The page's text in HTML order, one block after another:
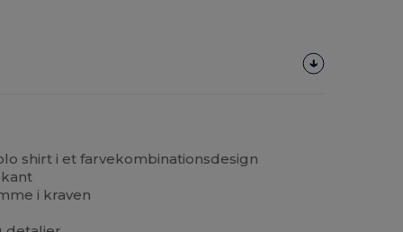
shirt i et farvekombinationsdesign
i kraven